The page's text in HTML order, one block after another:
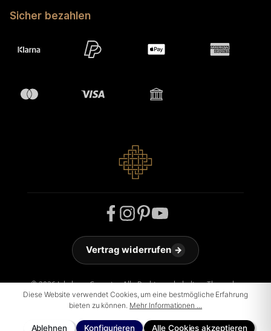
Sicher bezahlen
© 2026 Jakobson Carpets - Alle Rechte vorbehalten. Theme by
ThemeWare®
Vertrag widerrufen →
Diese Website verwendet Cookies, um eine bestmögliche Erfahrung
bieten zu können. Mehr Informationen ...
Ablehnen Konfigurieren Alle Cookies akzeptieren